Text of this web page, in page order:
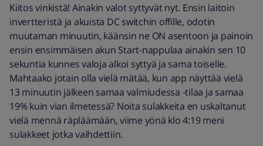
Kiitos vinkistä! Ainakin valot syttyvät nyt. Ensin laitoin
invertteristä ja akuista DC switchin offille, odotin
muutaman minuutin, käänsin ne ON asentoon ja painoin
ensin ensimmäisen akun Start-nappulaa ainakin sen 10
sekuntia kunnes valoja alkoi syttyä ja sama toiselle.
Mahtaako jotain olla vielä mätää, kun app näyttää vielä
13 minuutin jälkeen samaa valmiudessa -tilaa ja samaa
19% kuin vian ilmetessä? Noita sulakkeita en uskaltanut
vielä mennä räpläämään, viime yönä klo 4:19 meni
sulakkeet jotka vaihdettiin.